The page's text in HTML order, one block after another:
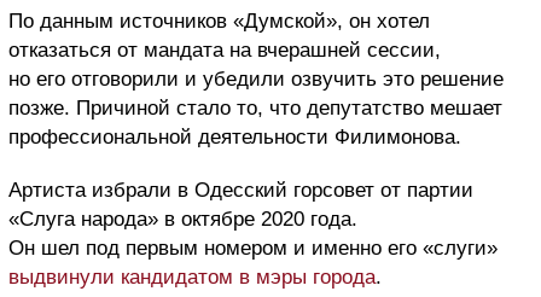
По данным источников «Думской», он хотел
отказаться от мандата на вчерашней сессии,
но его отговорили и убедили озвучить это решение
позже. Причиной стало то, что депутатство мешает
профессиональной деятельности Филимонова.
Артиста избрали в Одесский горсовет от партии
«Слуга народа» в октябре 2020 года.
Он шел под первым номером и именно его «слуги»
выдвинули кандидатом в мэры города.